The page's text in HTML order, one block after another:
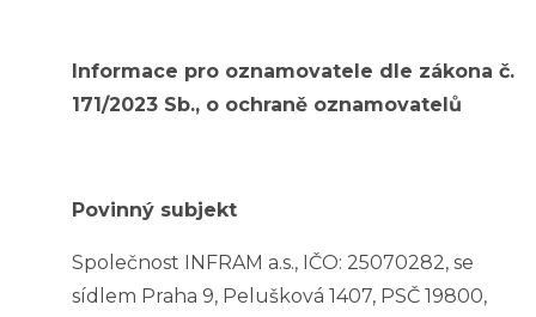
Informace pro oznamovatele dle zákona č.
171/2023 Sb., o ochraně oznamovatelů
Povinný subjekt
Společnost INFRAM a.s., IČO: 25070282, se
sídlem Praha 9, Pelušková 1407, PSČ 19800,